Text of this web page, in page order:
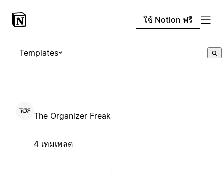
ใช้ Notion ฟรี
Templates
The Organizer Freak
4 เทมเพลต